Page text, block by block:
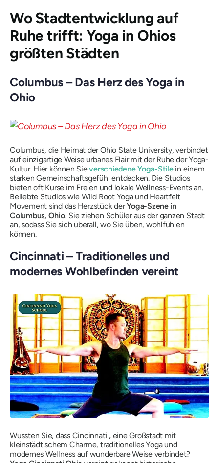
Wo Stadtentwicklung auf
Ruhe trifft: Yoga in Ohios
größten Städten
Columbus – Das Herz des Yoga in
Ohio
Columbus, die Heimat der Ohio State University, verbindet
auf einzigartige Weise urbanes Flair mit der Ruhe der Yoga-
Kultur. Hier können Sieverschiedene Yoga-Stilein einem
starken Gemeinschaftsgefühl entdecken. Die Studios
bieten oft Kurse im Freien und lokale Wellness-Events an.
Beliebte Studios wie Wild Root Yoga und Heartfelt
Movement sind das Herzstück derYoga-Szene in
Columbus, Ohio. Sie ziehen Schüler aus der ganzen Stadt
an, sodass Sie sich überall, wo Sie üben, wohlfühlen
können.
Cincinnati – Traditionelles und
modernes Wohlbefinden vereint
Wussten Sie, dass Cincinnati , eine Großstadt mit
kleinstädtischem Charme, traditionelles Yoga und
modernes Wellness auf wunderbare Weise verbindet?